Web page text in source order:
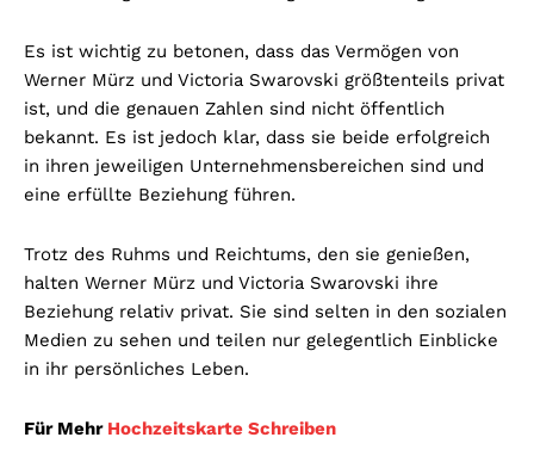
Es ist wichtig zu betonen, dass das Vermögen von
Werner Mürz und Victoria Swarovski größtenteils privat
ist, und die genauen Zahlen sind nicht öffentlich
bekannt. Es ist jedoch klar, dass sie beide erfolgreich
in ihren jeweiligen Unternehmensbereichen sind und
eine erfüllte Beziehung führen.
Trotz des Ruhms und Reichtums, den sie genießen,
halten Werner Mürz und Victoria Swarovski ihre
Beziehung relativ privat. Sie sind selten in den sozialen
Medien zu sehen und teilen nur gelegentlich Einblicke
in ihr persönliches Leben.
Für Mehr Hochzeitskarte Schreiben